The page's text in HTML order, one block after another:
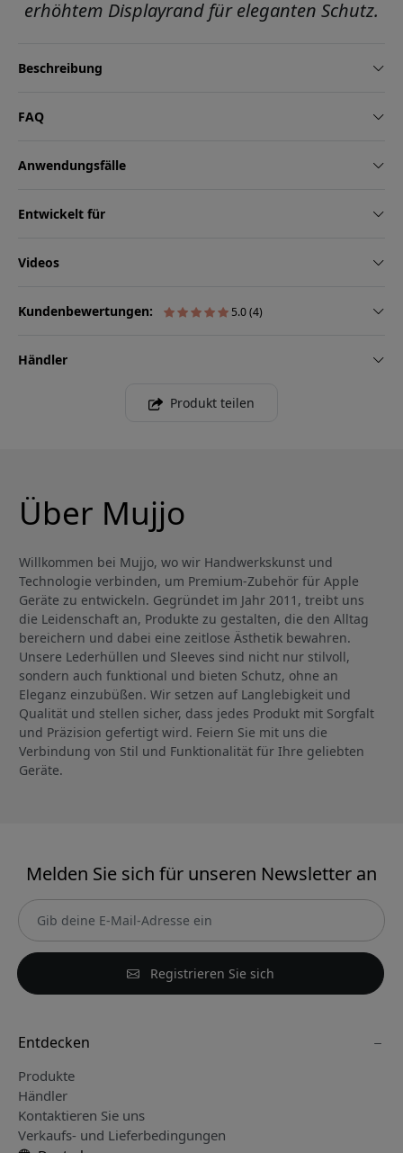
erhöhtem Displayrand für eleganten Schutz.
Beschreibung
FAQ
Anwendungsfälle
Entwickelt für
Videos
Kundenbewertungen: 5.0 (4)
Händler
Produkt teilen
Über Mujjo
Willkommen bei Mujjo, wo wir Handwerkskunst und
Technologie verbinden, um Premium-Zubehör für Apple
Geräte zu entwickeln. Gegründet im Jahr 2011, treibt uns
die Leidenschaft an, Produkte zu gestalten, die den Alltag
bereichern und dabei eine zeitlose Ästhetik bewahren.
Unsere Lederhüllen und Sleeves sind nicht nur stilvoll,
sondern auch funktional und bieten Schutz, ohne an
Eleganz einzubüßen. Wir setzen auf Langlebigkeit und
Qualität und stellen sicher, dass jedes Produkt mit Sorgfalt
und Präzision gefertigt wird. Feiern Sie mit uns die
Verbindung von Stil und Funktionalität für Ihre geliebten
Geräte.
Melden Sie sich für unseren Newsletter an
Registrieren Sie sich
Entdecken
Produkte
Händler
Kontaktieren Sie uns
Verkaufs- und Lieferbedingungen